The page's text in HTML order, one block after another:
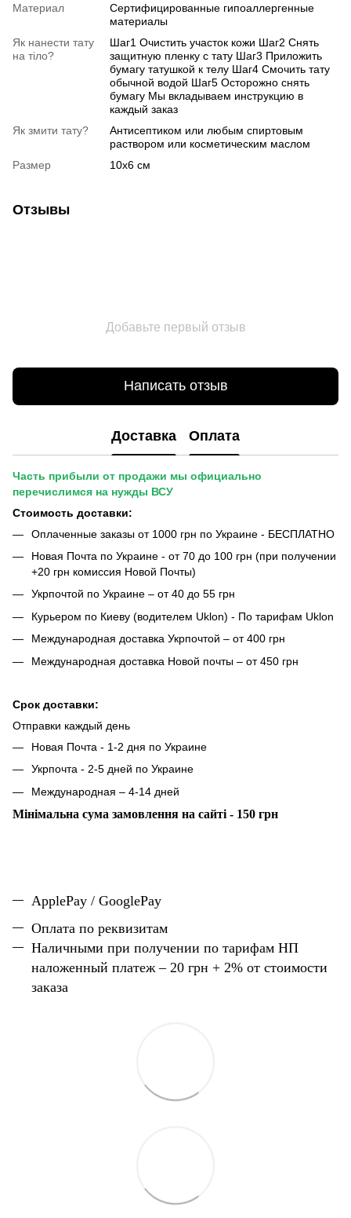
Материал
Сертифицированные гипоаллергенные
материалы
Як нанести тату
на тіло?
Шаг1 Очистить участок кожи Шаг2 Снять
защитную пленку с тату Шаг3 Приложить
бумагу татушкой к телу Шаг4 Смочить тату
обычной водой Шаг5 Осторожно снять
бумагу Мы вкладываем инструкцию в
каждый заказ
Як змити тату?
Антисептиком или любым спиртовым
раствором или косметическим маслом
Размер
10х6 см
Отзывы
Добавьте первый отзыв
Написать отзыв
Доставка Оплата
Часть прибыли от продажи мы официально
перечислимся на нужды ВСУ
Стоимость доставки:
Оплаченные заказы от 1000 грн по Украине - БЕСПЛАТНО
Новая Почта по Украине - от 70 до 100 грн (при получении
+20 грн комиссия Новой Почты)
Укрпочтой по Украине – от 40 до 55 грн
Курьером по Киеву (водителем Uklon) - По тарифам Uklon
Международная доставка Укрпочтой – от 400 грн
Международная доставка Новой почты – от 450 грн
Срок доставки:
Отправки каждый день
Новая Почта - 1-2 дня по Украине
Укрпочта - 2-5 дней по Украине
Международная – 4-14 дней
Мінімальна сума замовлення на сайті - 150 грн
ApplePay / GooglePay
Оплата по реквизитам
Наличными при получении по тарифам НП
наложенный платеж – 20 грн + 2% от стоимости
заказа